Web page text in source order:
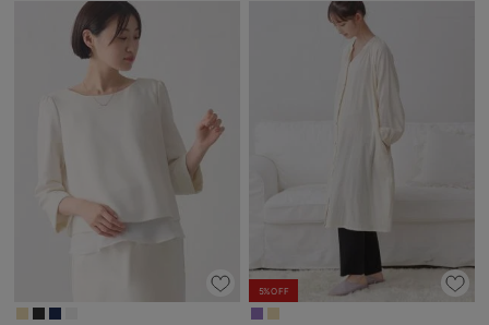
5%OFF